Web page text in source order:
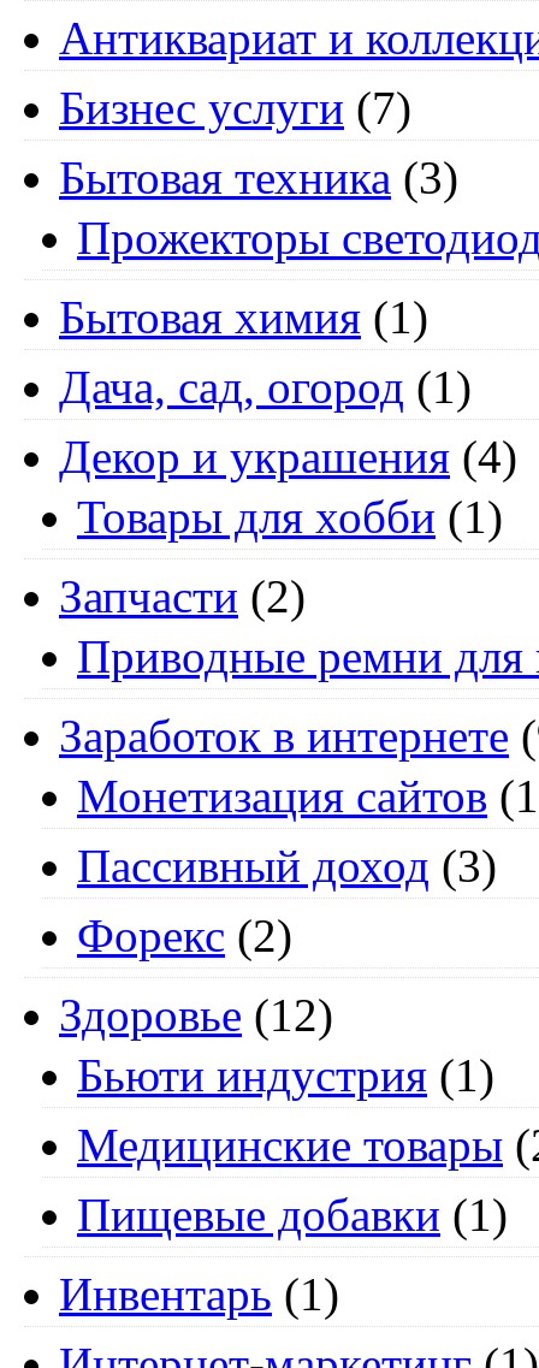
Антиквариат и
Бизнес услуги (7)
Бытовая техника (3)
Прожекторы
Бытовая химия (1)
Дача, сад, огород (1)
Декор и украшения (4)
Товары для хобби (1)
Запчасти (2)
Приводные ремни для
Заработок в интернете
Монетизация сайтов
Пассивный доход (3)
Форекс (2)
Здоровье (12)
Бьюти индустрия (1)
Медицинские товары
Пищевые добавки (1)
Инвентарь (1)